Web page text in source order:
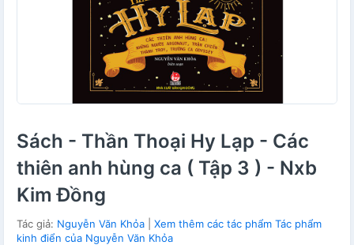
Sách - Thần Thoại Hy Lạp - Các
thiên anh hùng ca ( Tập 3 ) - Nxb
Kim Đồng
Tác giả: Nguyễn Văn Khỏa
Xem thêm các tác phẩm Tác phẩm
kinh điển của Nguyễn Văn Khỏa